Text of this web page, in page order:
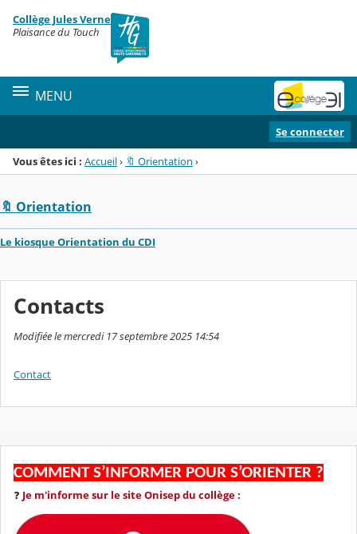
Menu de la rubrique
Contenu
Collège Jules Verne
Plaisance du Touch
MENU
Se connecter
Vous êtes ici : Accueil› 🔖 Orientation ›
🔖 Orientation
Le kiosque Orientation du CDI
Contacts
Modifiée le mercredi 17 septembre 2025 14:54
Contact
COMMENT S’INFORMER POUR S’ORIENTER ?
❓ Je m'informe sur le site Onisep du collège :